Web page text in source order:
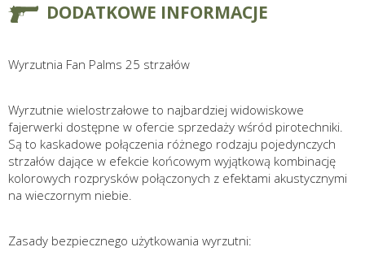
DODATKOWE INFORMACJE
Wyrzutnia Fan Palms 25 strzałów
Wyrzutnie wielostrzałowe to najbardziej widowiskowe
fajerwerki dostępne w ofercie sprzedaży wśród pirotechniki.
Są to kaskadowe połączenia różnego rodzaju pojedynczych
strzałów dające w efekcie końcowym wyjątkową kombinację
kolorowych rozprysków połączonych z efektami akustycznymi
na wieczornym niebie.
Zasady bezpiecznego użytkowania wyrzutni: